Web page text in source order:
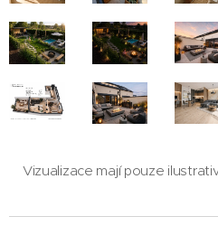
Vizualizace mají pouze